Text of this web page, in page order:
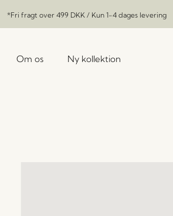
*Fri fragt over 499 DKK / Kun 1-4 dages levering
Om os Ny kollektion